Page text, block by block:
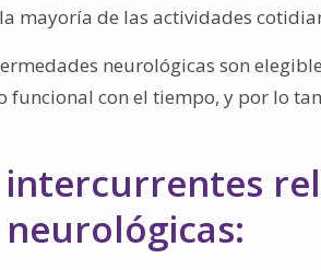
mayoría de las actividades
neurológicas son
funcional con el tiempo, y por lo